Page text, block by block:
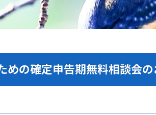
めの確定申告期無料相談会